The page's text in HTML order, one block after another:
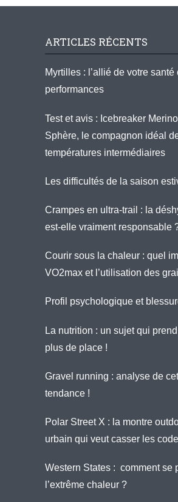
ARTICLES RÉCENTS
Myrtilles : l’allié de votre santé
performances
Test et avis : Icebreaker
Sphère, le compagnon idéal
températures intermédiaires
Les difficultés de la saison
Crampes en ultra-trail : la
est-elle vraiment responsable
Courir sous la chaleur : quel
VO2max et l’utilisation des
Profil psychologique et
La nutrition : un sujet qui
plus de place !
Gravel running : analyse de
tendance !
Polar Street X : la montre
urbain qui veut casser les
Western States : comment se
l’extrême chaleur ?